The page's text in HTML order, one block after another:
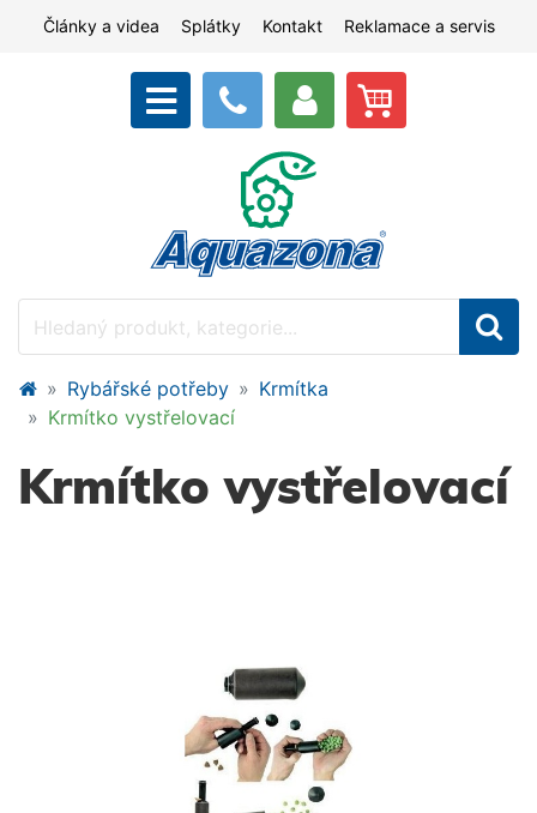
Články a videa Splátky Kontakt Reklamace a servis
Rybářské potřeby
Krmítka
Krmítko vystřelovací
Krmítko vystřelovací